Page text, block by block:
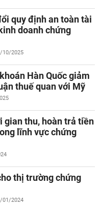
quy định an toàn tài
doanh chứng
10/2025
Hàn Quốc giảm
thuế quan với Mỹ
gian thu, hoàn trả tiền
lĩnh vực chứng
thị trường chứng
01/2024